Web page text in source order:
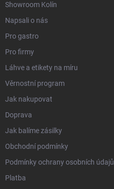
Showroom Kolín
Napsali o nás
Pro gastro
Pro firmy
Láhve a etikety na míru
Věrnostní program
Jak nakupovat
Doprava
Jak balíme zásilky
Obchodní podmínky
Podmínky ochrany osobních údajů
Platba